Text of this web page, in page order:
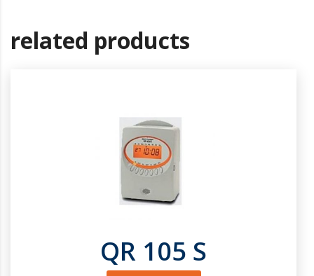
related products
QR 105 S